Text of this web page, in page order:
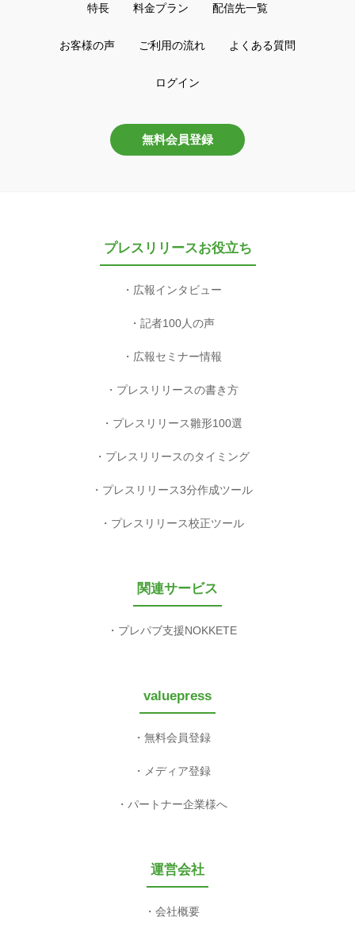
特長 料金プラン 配信先一覧
お客様の声 ご利用の流れ よくある質問
ログイン
無料会員登録
プレスリリースお役立ち
広報インタビュー
記者100人の声
広報セミナー情報
プレスリリースの書き方
プレスリリース雛形100選
プレスリリースのタイミング
プレスリリース3分作成ツール
プレスリリース校正ツール
関連サービス
プレパブ支援NOKKETE
valuepress
無料会員登録
メディア登録
パートナー企業様へ
運営会社
会社概要